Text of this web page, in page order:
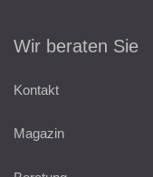
Wir beraten Sie
Kontakt
Magazin